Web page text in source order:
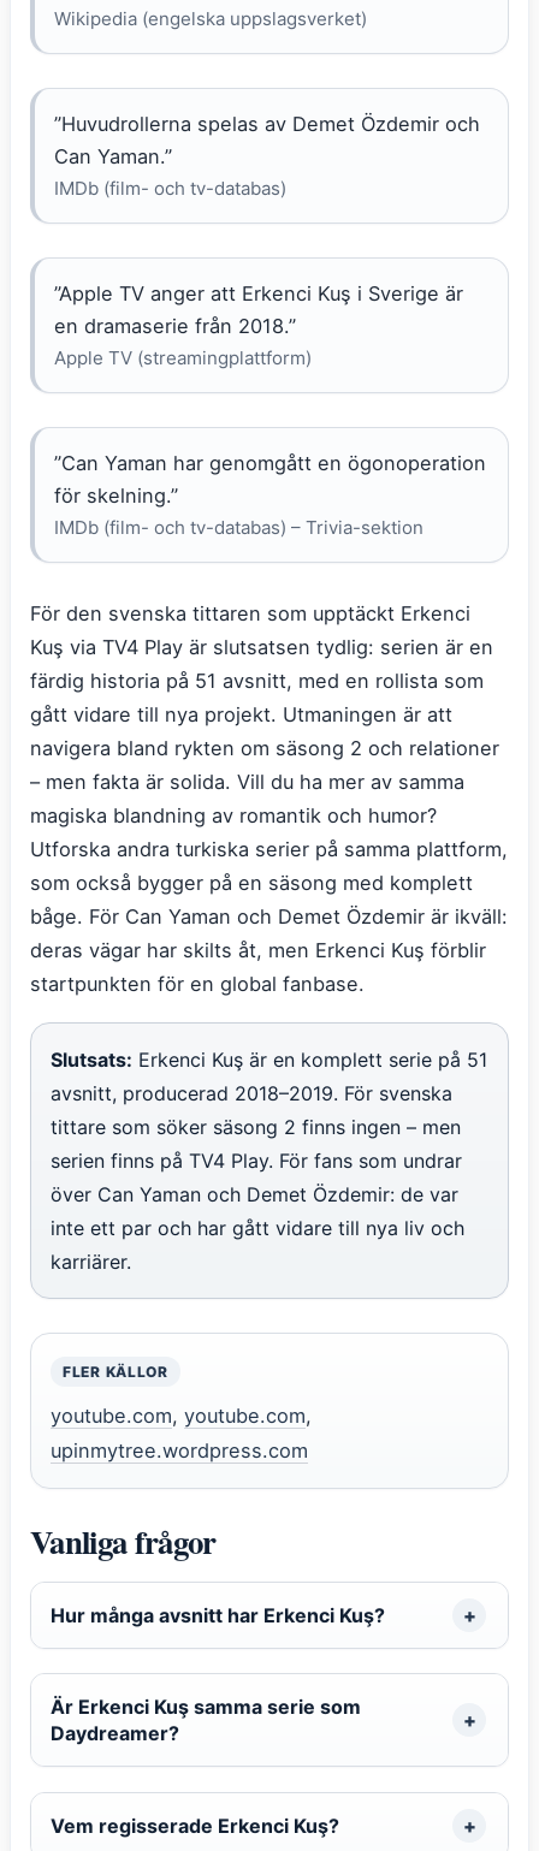
Wikipedia (engelska uppslagsverket)
”Huvudrollerna spelas av Demet Özdemir och
Can Yaman.”
IMDb (film- och tv-databas)
”Apple TV anger att Erkenci Kuş i Sverige är
en dramaserie från 2018.”
Apple TV (streamingplattform)
”Can Yaman har genomgått en ögonoperation
för skelning.”
IMDb (film- och tv-databas) – Trivia-sektion
För den svenska tittaren som upptäckt Erkenci
Kuş via TV4 Play är slutsatsen tydlig: serien är en
färdig historia på 51 avsnitt, med en rollista som
gått vidare till nya projekt. Utmaningen är att
navigera bland rykten om säsong 2 och relationer
– men fakta är solida. Vill du ha mer av samma
magiska blandning av romantik och humor?
Utforska andra turkiska serier på samma plattform,
som också bygger på en säsong med komplett
båge. För Can Yaman och Demet Özdemir är ikväll:
deras vägar har skilts åt, men Erkenci Kuş förblir
startpunkten för en global fanbase.
Slutsats: Erkenci Kuş är en komplett serie på 51
avsnitt, producerad 2018–2019. För svenska
tittare som söker säsong 2 finns ingen – men
serien finns på TV4 Play. För fans som undrar
över Can Yaman och Demet Özdemir: de var
inte ett par och har gått vidare till nya liv och
karriärer.
FLER KÄLLOR
youtube.com, youtube.com,
upinmytree.wordpress.com
Vanliga frågor
Hur många avsnitt har Erkenci Kuş?
Är Erkenci Kuş samma serie som
Daydreamer?
Vem regisserade Erkenci Kuş?